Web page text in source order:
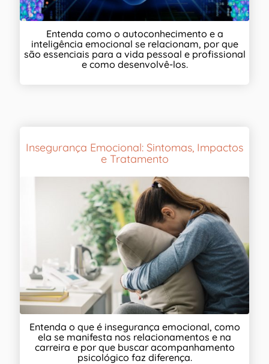
Entenda como o autoconhecimento e a
inteligência emocional se relacionam, por que
são essenciais para a vida pessoal e profissional
e como desenvolvê-los.
Insegurança Emocional: Sintomas, Impactos
e Tratamento
Entenda o que é insegurança emocional, como
ela se manifesta nos relacionamentos e na
carreira e por que buscar acompanhamento
psicológico faz diferença.